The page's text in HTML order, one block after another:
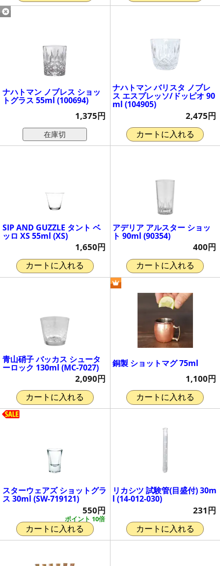
ナハトマン ノブレス ショッ
トグラス 55ml (100694)
1,375円
在庫切
ナハトマン バリスタ ノブレ
ス エスプレッソ/ドッピオ 90
ml (104905)
2,475円
カートに入れる
SIP AND GUZZLE タント ベ
ッロ XS 55ml (XS)
1,650円
カートに入れる
アデリア アルスター ショッ
ト 90ml (90354)
400円
カートに入れる
青山硝子 バッカス シュータ
ーロック 130ml (MC-7027)
2,090円
カートに入れる
銅製 ショットマグ 75ml
1,100円
カートに入れる
スターウェアズ ショットグラ
ス 30ml (SW-719121)
ポイント 10倍
550円
カートに入れる
リカシツ 試験管(目盛付) 30m
l (14-012-030)
231円
カートに入れる